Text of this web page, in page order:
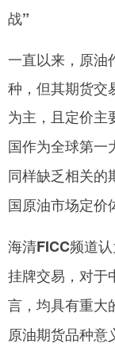
战”
一直以来，原油
种，但其期货交
为主，且定价主
国作为全球第一
同样缺乏相关的
国原油市场定价
海清FICC频道
挂牌交易，对于
言，均具有重大
原油期货品种意